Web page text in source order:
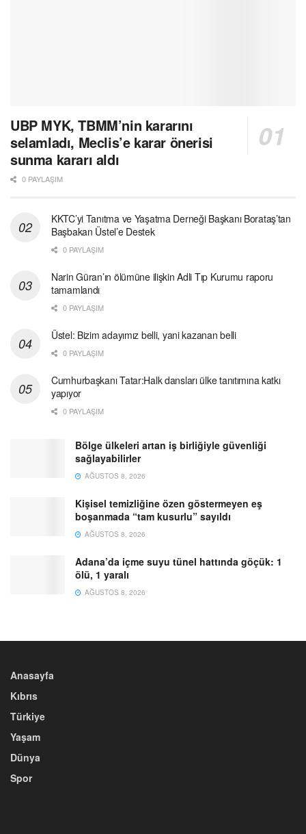
UBP MYK, TBMM’nin kararını
selamladı, Meclis’e karar önerisi
sunma kararı aldı
0 PAYLAŞIM
KKTC’yi Tanıtma ve Yaşatma Derneği Başkanı Borataş’tan
Başbakan Üstel’e Destek
0 PAYLAŞIM
Narin Güran’ın ölümüne ilişkin Adli Tıp Kurumu raporu
tamamlandı
0 PAYLAŞIM
Üstel: Bizim adayımız belli, yani kazanan belli
0 PAYLAŞIM
Cumhurbaşkanı Tatar:Halk dansları ülke tanıtımına katkı
yapıyor
0 PAYLAŞIM
Bölge ülkeleri artan iş birliğiyle güvenliği
sağlayabilirler
AĞUSTOS 8, 2026
Kişisel temizliğine özen göstermeyen eş
boşanmada “tam kusurlu” sayıldı
AĞUSTOS 8, 2026
Adana’da içme suyu tünel hattında göçük: 1
ölü, 1 yaralı
AĞUSTOS 8, 2026
Anasayfa
Kıbrıs
Türkiye
Yaşam
Dünya
Spor